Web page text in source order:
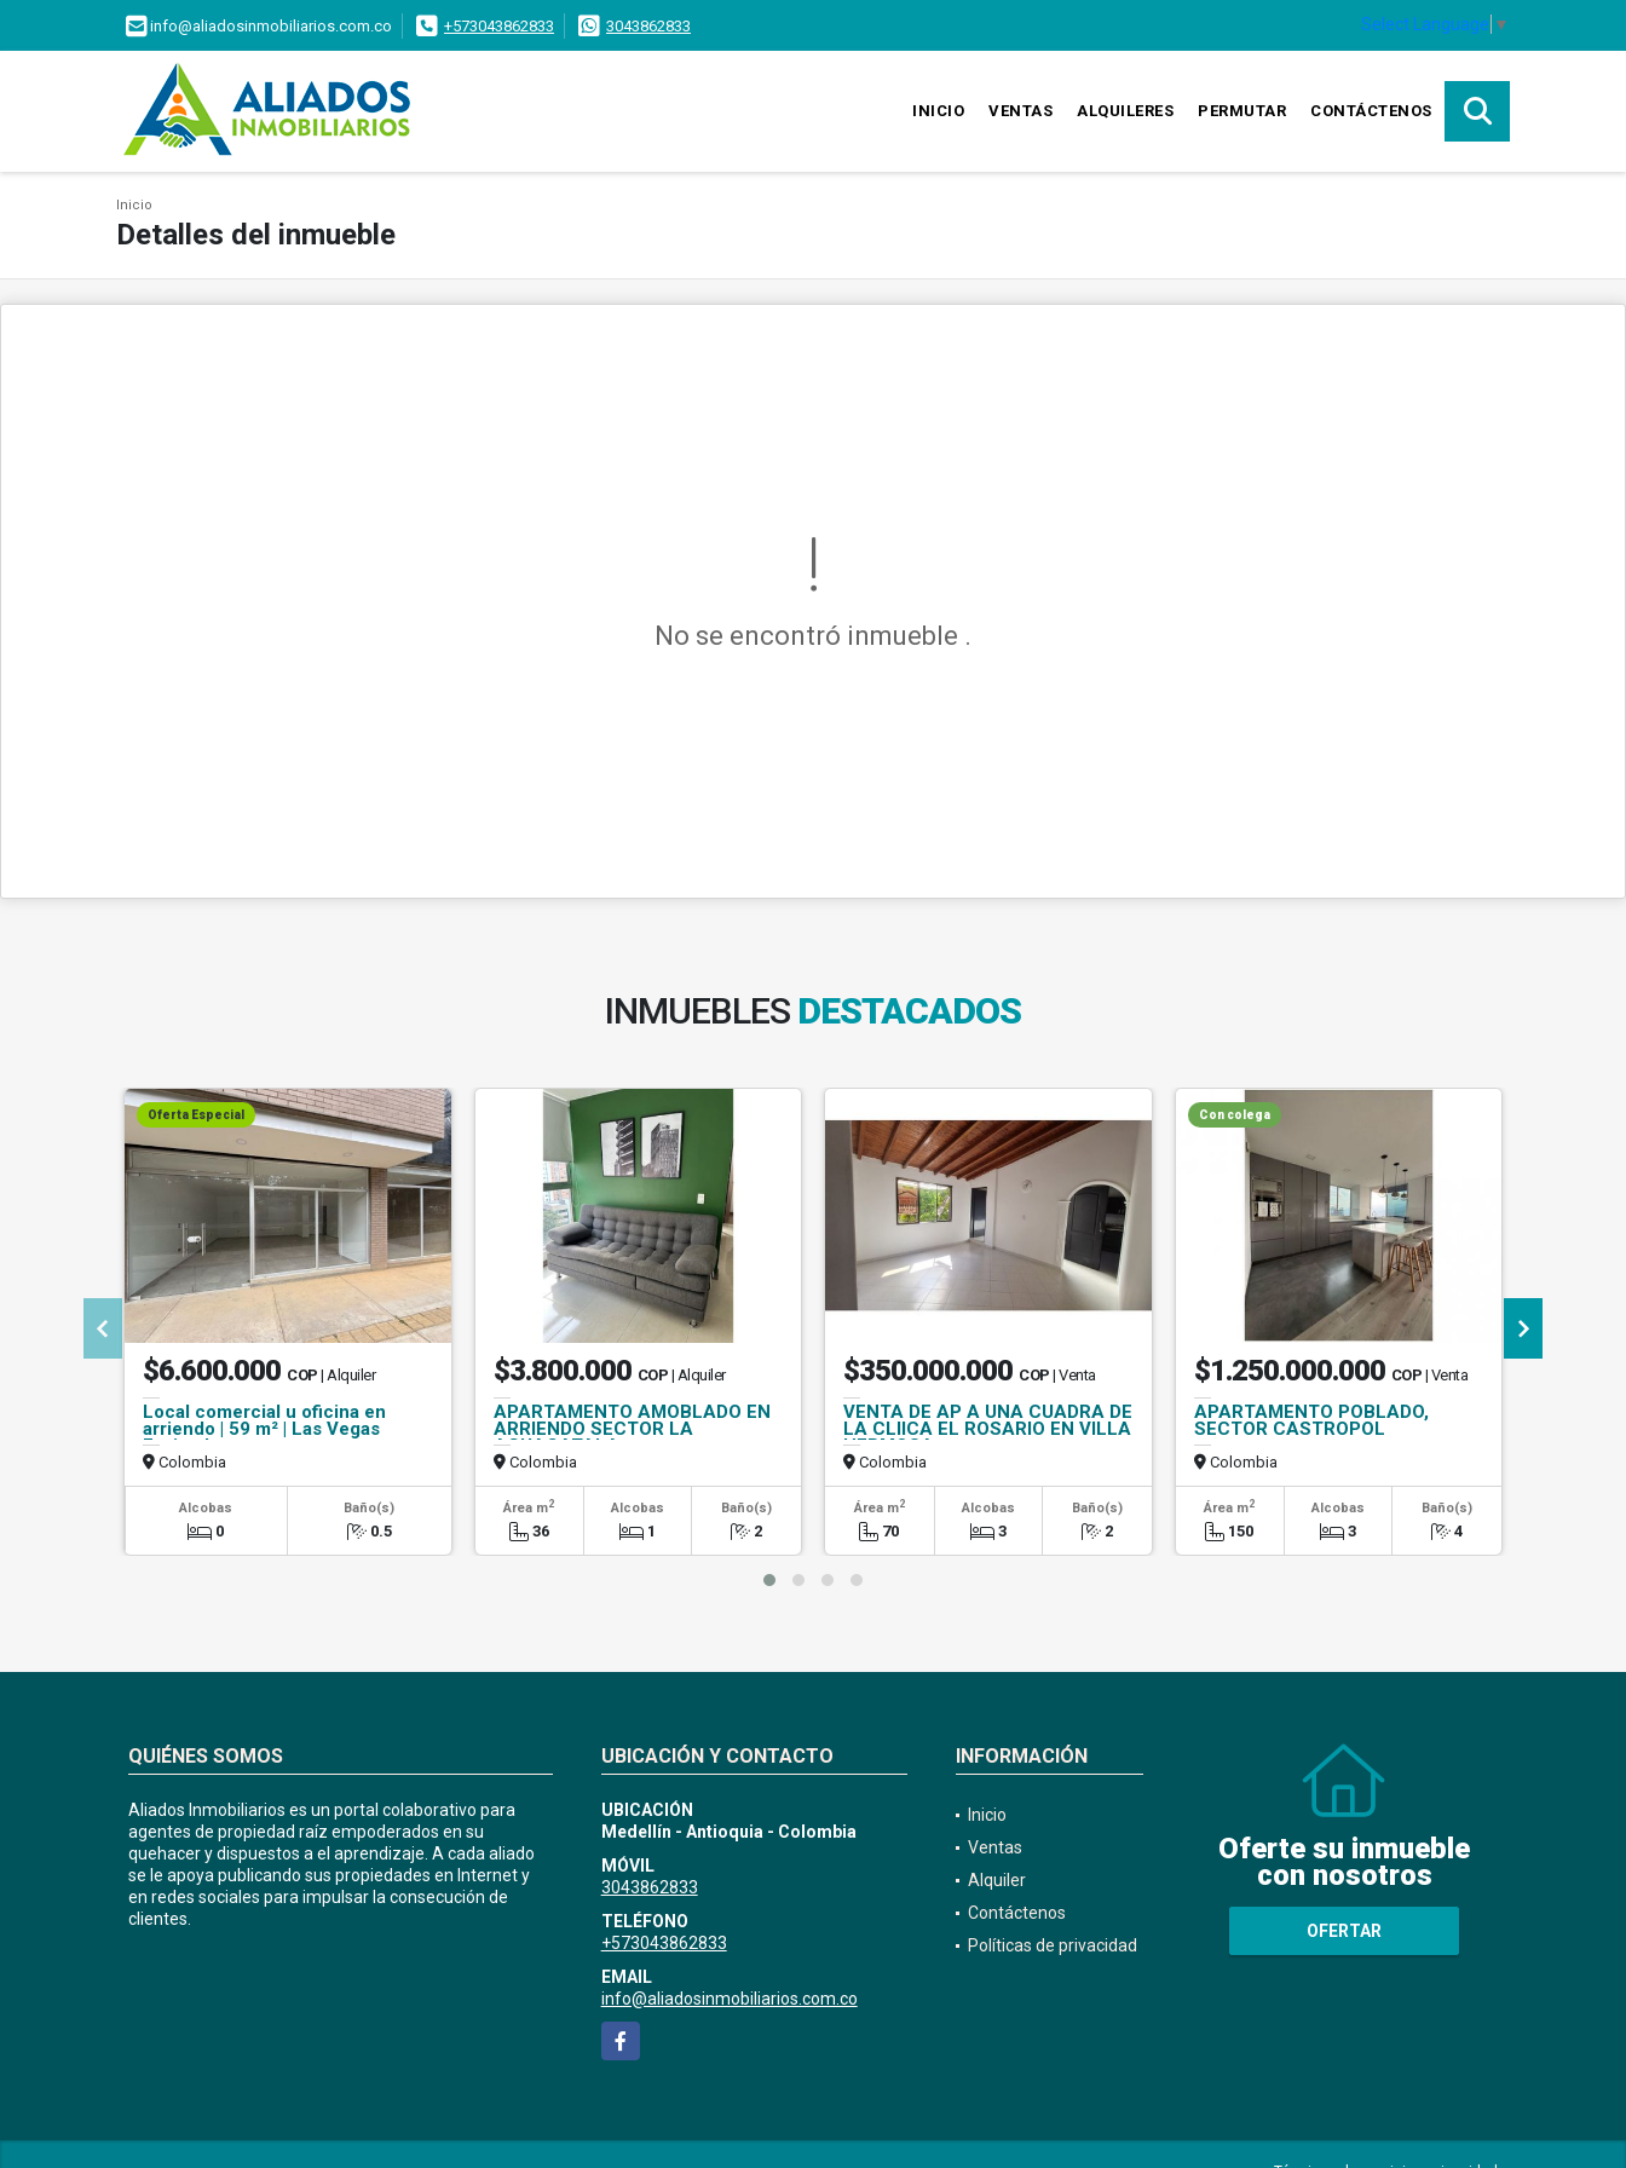
info@aliadosinmobiliarios.com.co +573043862833 3043862833 Select Language ▼
INICIO VENTAS ALQUILERES PERMUTAR CONTÁCTENOS
Inicio
Detalles del inmueble
No se encontró inmueble .
INMUEBLES DESTACADOS
Oferta Especial
$6.600.000 COP | Alquiler
Local comercial u oficina en
arriendo | 59 m² | Las Vegas
Envigado
Colombia
Alcobas
0
Baño(s)
0.5
$3.800.000 COP | Alquiler
APARTAMENTO AMOBLADO EN
ARRIENDO SECTOR LA
AGUACATALA
Colombia
Área m2
36
Alcobas
1
Baño(s)
2
$350.000.000 COP | Venta
VENTA DE AP A UNA CUADRA DE
LA CLIICA EL ROSARIO EN VILLA
HERMOSA
Colombia
Área m2
70
Alcobas
3
Baño(s)
2
Con colega
$1.250.000.000 COP | Venta
APARTAMENTO POBLADO,
SECTOR CASTROPOL
Colombia
Área m2
150
Alcobas
3
Baño(s)
4
QUIÉNES SOMOS
Aliados Inmobiliarios es un portal colaborativo para
agentes de propiedad raíz empoderados en su
quehacer y dispuestos a el aprendizaje. A cada aliado
se le apoya publicando sus propiedades en Internet y
en redes sociales para impulsar la consecución de
clientes.
UBICACIÓN Y CONTACTO
UBICACIÓN
Medellín - Antioquia - Colombia
MÓVIL
3043862833
TELÉFONO
+573043862833
EMAIL
info@aliadosinmobiliarios.com.co
Facebook
INFORMACIÓN
Inicio
Ventas
Alquiler
Contáctenos
Políticas de privacidad
Oferte su inmueble
con nosotros
OFERTAR